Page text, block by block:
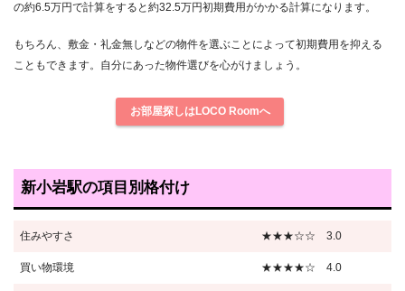
の約6.5万円で計算をすると約32.5万円初期費用がかかる計算になります。
もちろん、敷金・礼金無しなどの物件を選ぶことによって初期費用を抑える
こともできます。自分にあった物件選びを心がけましょう。
お部屋探しはLOCO Roomへ
新小岩駅の項目別格付け
住みやすさ ★★★☆☆ 3.0
買い物環境 ★★★★☆ 4.0